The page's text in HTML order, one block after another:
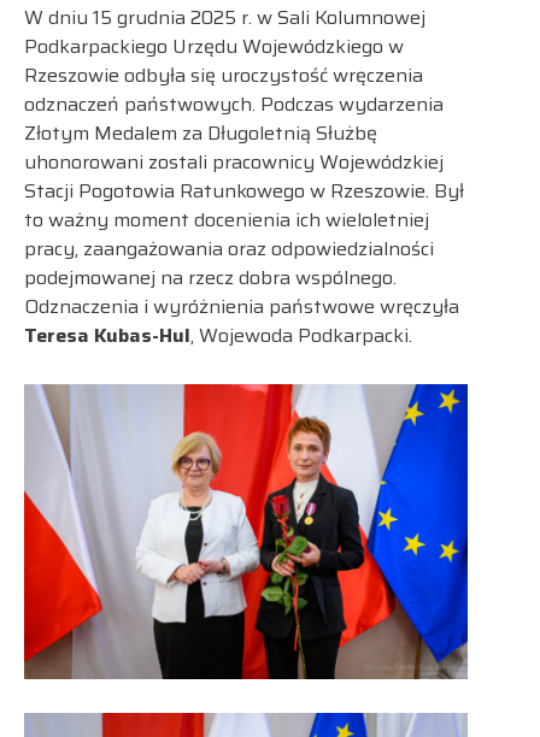
W dniu 15 grudnia 2025 r. w Sali Kolumnowej
Podkarpackiego Urzędu Wojewódzkiego w
Rzeszowie odbyła się uroczystość wręczenia
odznaczeń państwowych. Podczas wydarzenia
Złotym Medalem za Długoletnią Służbę
uhonorowani zostali pracownicy Wojewódzkiej
Stacji Pogotowia Ratunkowego w Rzeszowie. Był
to ważny moment docenienia ich wieloletniej
pracy, zaangażowania oraz odpowiedzialności
podejmowanej na rzecz dobra wspólnego.
Odznaczenia i wyróżnienia państwowe wręczyła
Teresa Kubas-Hul, Wojewoda Podkarpacki.